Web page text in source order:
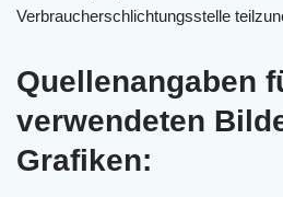
Verbraucherschlichtungsstelle
Quellenangaben
verwendeten
Grafiken: